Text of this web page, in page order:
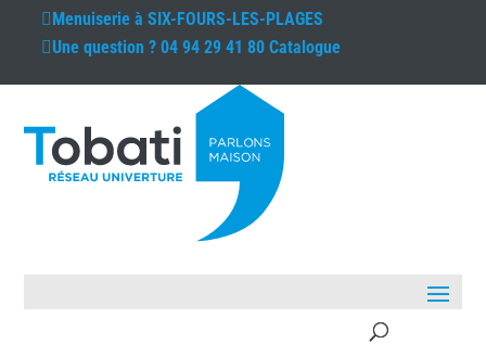
Menuiserie àSIX-FOURS-LES-PLAGES
Une question ?04 94 29 41 80 Catalogue